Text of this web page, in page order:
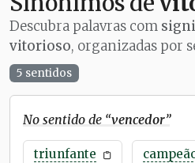
Descubra palavras com
vitorioso, organizadas por
5 sentidos
No sentido de “vencedor”
triunfante